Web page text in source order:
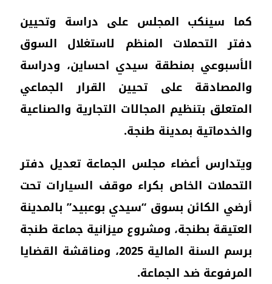
كما سينكب المجلس على دراسة وتحيين
دفتر التحملات المنظم لاستغلال السوق
الأسبوعي بمنطقة سيدي احساين، ودراسة
والمصادقة على تحيين القرار الجماعي
المتعلق بتنظيم المجالات التجارية والصناعية
والخدماتية بمدينة طنجة.
ويتدارس أعضاء مجلس الجماعة تعديل دفتر
التحملات الخاص بكراء موقف السيارات تحت
أرضي الكائن بسوق “سيدي بوعبيد” بالمدينة
العتيقة بطنجة، ومشروع ميزانية جماعة طنجة
برسم السنة المالية 2025، ومناقشة القضايا
المرفوعة ضد الجماعة.